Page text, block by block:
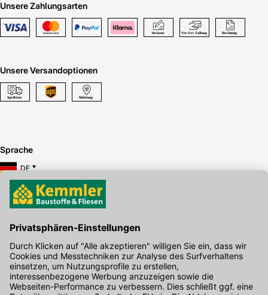
Unsere Zahlungsarten
Unsere Versandoptionen
Sprache
DE
Hier gibt's die kostenlose App